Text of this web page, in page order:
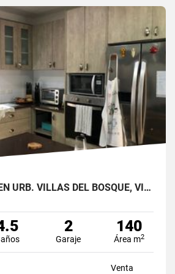
VENTA DE CASA EN URB. VILLAS DEL BOSQUE, VÍA A LA COSTA
2
Garaje
140
Área m2
Venta